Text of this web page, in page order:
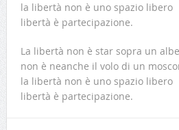
la libertà non è uno spazio libero
libertà è partecipazione.
La libertà non è star sopra un
non è neanche il volo di un
la libertà non è uno spazio libero
libertà è partecipazione.